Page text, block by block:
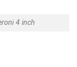
4 inch